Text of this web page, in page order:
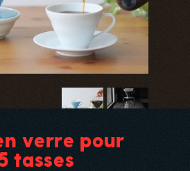
verre pour
tasses